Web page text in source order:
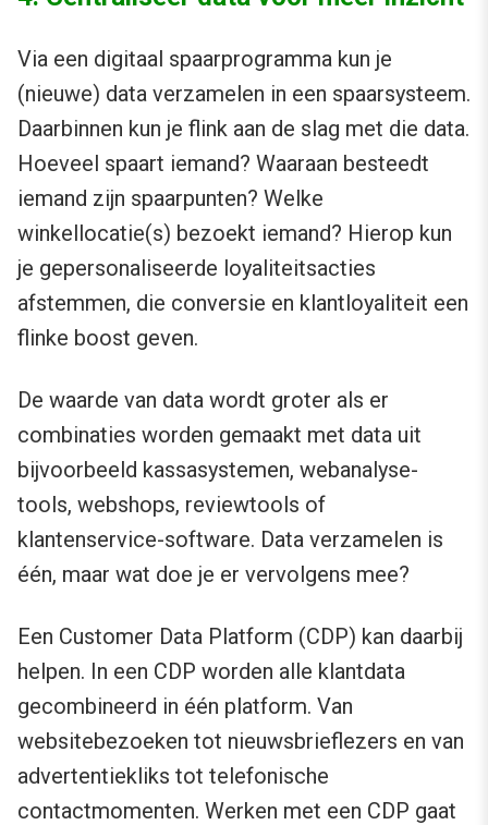
Via een digitaal spaarprogramma kun je
(nieuwe) data verzamelen in een spaarsysteem.
Daarbinnen kun je flink aan de slag met die data.
Hoeveel spaart iemand? Waaraan besteedt
iemand zijn spaarpunten? Welke
winkellocatie(s) bezoekt iemand? Hierop kun
je gepersonaliseerde loyaliteitsacties
afstemmen, die conversie en klantloyaliteit een
flinke boost geven.
De waarde van data wordt groter als er
combinaties worden gemaakt met data uit
bijvoorbeeld kassasystemen, webanalyse-
tools, webshops, reviewtools of
klantenservice-software. Data verzamelen is
één, maar wat doe je er vervolgens mee?
Een Customer Data Platform (CDP) kan daarbij
helpen. In een CDP worden alle klantdata
gecombineerd in één platform. Van
websitebezoeken tot nieuwsbrieflezers en van
advertentiekliks tot telefonische
contactmomenten. Werken met een CDP gaat